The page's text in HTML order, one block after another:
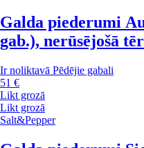
Galda piederumi
gab.), nerūsējošā
Ir noliktavā Pēdējie gabali
51 €
Likt grozā
Likt grozā
Salt&Pepper